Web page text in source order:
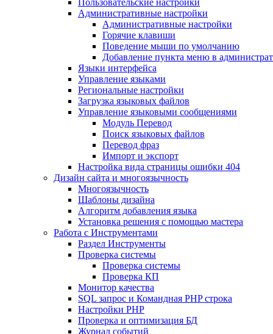
Пользовательские настройки
Административные настройки
Административные настройки
Горячие клавиши
Поведение мыши по умолчанию
Добавление пункта меню в
Языки интерфейса
Управление языками
Региональные настройки
Загрузка языковых файлов
Управление языковыми сообщениями
Mодуль Перевод
Поиск языковых файлов
Перевод фраз
Импорт и экспорт
Настройка вида страницы ошибки 404
Дизайн сайта и многоязычность
Многоязычность
Шаблоны дизайна
Алгоритм добавления языка
Установка решения с помощью мастера
Работа с Инструментами
Раздел Инструменты
Проверка системы
Проверка системы
Проверка КП
Монитор качества
SQL запрос и Командная PHP строка
Настройки PHP
Проверка и оптимизация БД
Журнал событий